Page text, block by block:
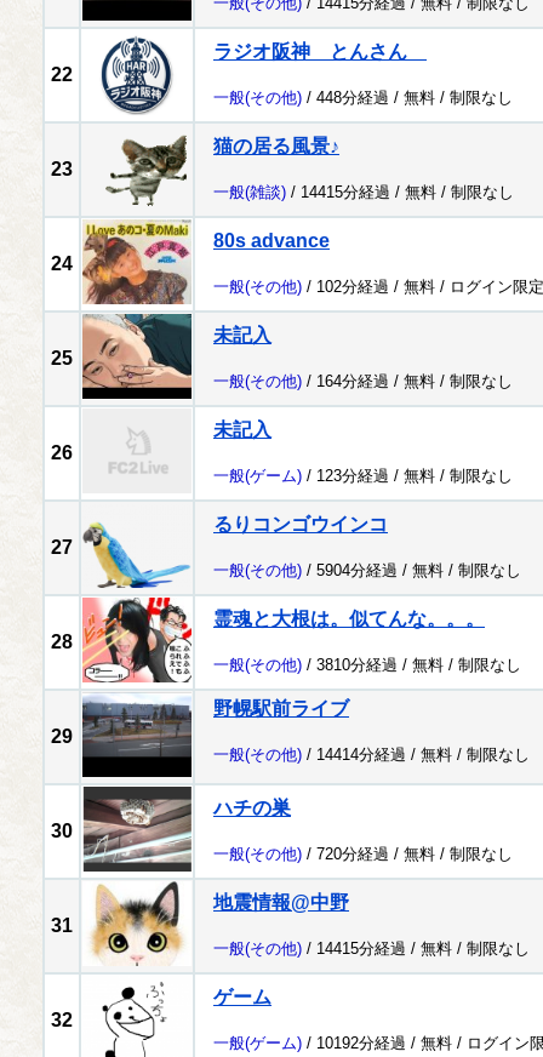
22
ラジオ阪神 とんさん
一般(その他) / 448分経過 / 無料 / 制限なし
23
猫の居る風景♪
一般(雑談) / 14415分経過 / 無料 / 制限なし
24
80s advance
一般(その他) / 102分経過 / 無料 / ログイン限定
25
未記入
一般(その他) / 164分経過 / 無料 / 制限なし
26
未記入
一般(ゲーム) / 123分経過 / 無料 / 制限なし
27
るりコンゴウインコ
一般(その他) / 5904分経過 / 無料 / 制限なし
28
霊魂と大根は。似てんな。。。
一般(その他) / 3810分経過 / 無料 / 制限なし
29
野幌駅前ライブ
一般(その他) / 14414分経過 / 無料 / 制限なし
30
ハチの巣
一般(その他) / 720分経過 / 無料 / 制限なし
31
地震情報@中野
一般(その他) / 14415分経過 / 無料 / 制限なし
32
ゲーム
一般(ゲーム) / 10192分経過 / 無料 / ログイン